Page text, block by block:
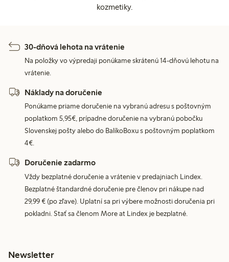
kozmetiky.
30-dňová lehota na vrátenie
Na položky vo výpredaji ponúkame skrátenú 14-dňovú lehotu na
vrátenie.
Náklady na doručenie
Ponúkame priame doručenie na vybranú adresu s poštovným
poplatkom 5,95€, prípadne doručenie na vybranú pobočku
Slovenskej pošty alebo do BalíkoBoxu s poštovným poplatkom
4€.
Doručenie zadarmo
Vždy bezplatné doručenie a vrátenie v predajniach Lindex.
Bezplatné štandardné doručenie pre členov pri nákupe nad
29,99 € (po zľave). Uplatní sa pri výbere možnosti doručenia pri
pokladni. Stať sa členom More at Lindex je bezplatné.
Newsletter